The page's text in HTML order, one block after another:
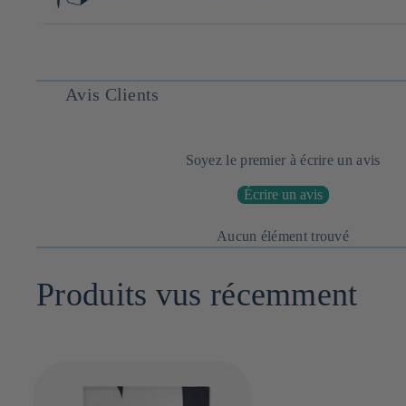
Avis Clients
Soyez le premier à écrire un avis
Écrire un avis
Aucun élément trouvé
Produits vus récemment